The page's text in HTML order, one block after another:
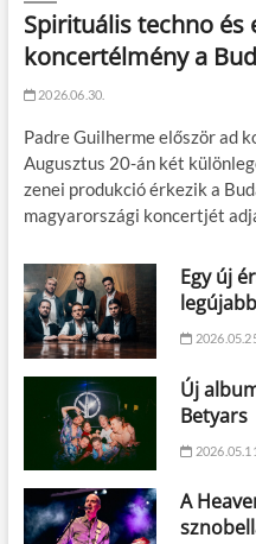
Spirituális techno és
koncertélmény a
2026.06.30.
Padre Guilherme először ad
Augusztus 20-án két
zenei produkció érkezik a
magyarországi koncertjét
Egy új
Új
Betyars
A